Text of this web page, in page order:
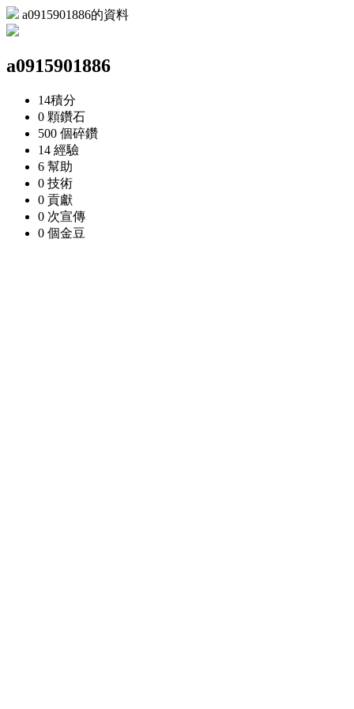
a0915901886的資料
a0915901886
14積分
0 顆鑽石
500 個碎鑽
14 經驗
6 幫助
0 技術
0 貢獻
0 次宣傳
0 個金豆